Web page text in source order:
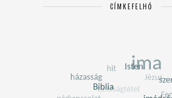
CÍMKEFELHŐ